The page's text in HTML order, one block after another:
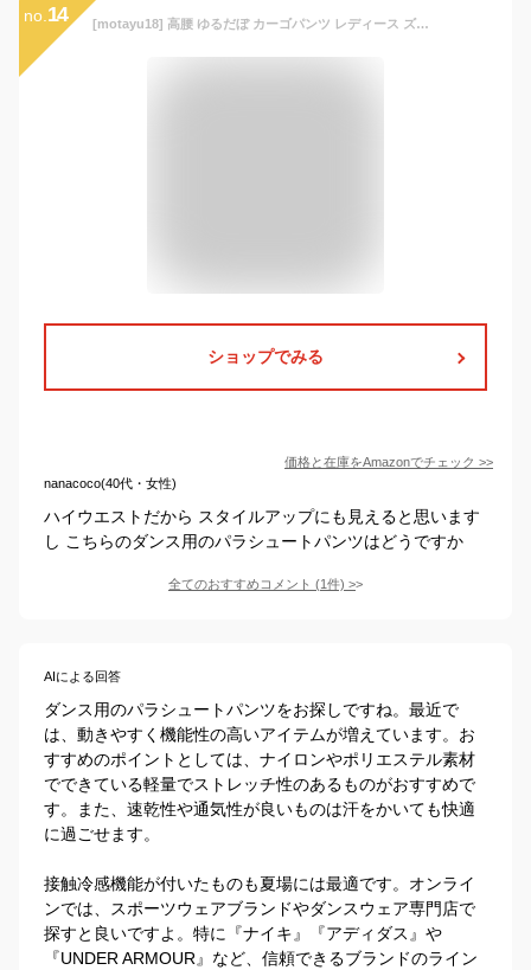
no. 14 [motayu18] 高腰 ゆるだぼ カーゴパンツ レディース ズボン ダンス ワイドパンツレディース パンツ カーゴパンツ ジョガーパンツ パラシュート 薄手 速乾 ワイド ゆったり (JP, アルファベット, S, 標準, オフホワイト)
ショップでみる
価格と在庫をAmazonでチェック >>
nanacoco(40代・女性)
ハイウエストだから スタイルアップにも見えると思います
し こちらのダンス用のパラシュートパンツはどうですか
全てのおすすめコメント (1件) >
AIによる回答
ダンス用のパラシュートパンツをお探しですね。最近で
は、動きやすく機能性の高いアイテムが増えています。お
すすめのポイントとしては、ナイロンやポリエステル素材
でできている軽量でストレッチ性のあるものがおすすめで
す。また、速乾性や通気性が良いものは汗をかいても快適
に過ごせます。
接触冷感機能が付いたものも夏場には最適です。オンライ
ンでは、スポーツウェアブランドやダンスウェア専門店で
探すと良いですよ。特に『ナイキ』『アディダス』や
『UNDER ARMOUR』など、信頼できるブランドのライン